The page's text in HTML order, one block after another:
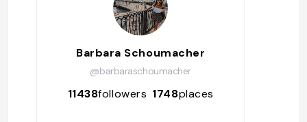
Barbara Schoumacher
@barbaraschoumacher
11438followers 1748places